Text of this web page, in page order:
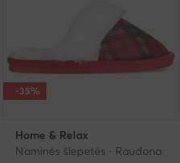
-35%
Home & Relax
Naminės šlepetės · Raudona